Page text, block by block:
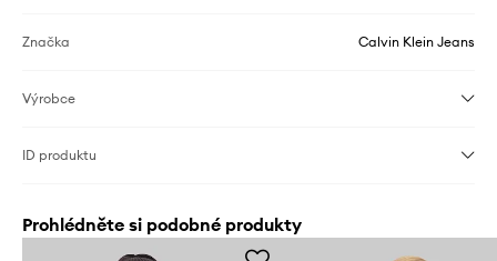
Značka Calvin Klein Jeans
Výrobce
ID produktu
Prohlédněte si podobné produkty